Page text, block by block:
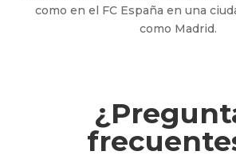
como en el FC España en una
como Madrid.